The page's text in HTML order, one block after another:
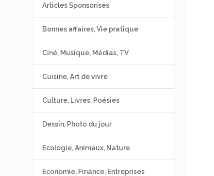
Articles Sponsorisés
Bonnes affaires, Vie pratique
Ciné, Musique, Médias, TV
Cuisine, Art de vivre
Culture, Livres, Poésies
Dessin, Photo du jour
Ecologie, Animaux, Nature
Economie, Finance, Entreprises